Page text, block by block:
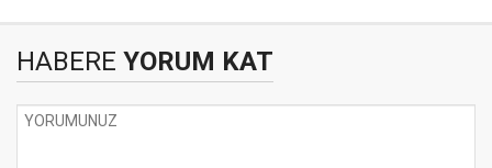
HABERE YORUM KAT